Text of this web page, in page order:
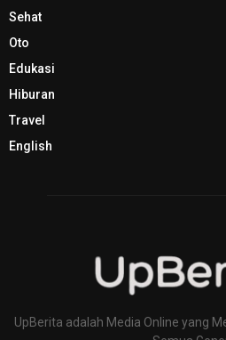
Sehat
Oto
Edukasi
Hiburan
Travel
English
UpBerita adalah Media Online yang